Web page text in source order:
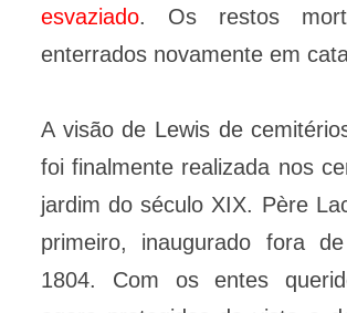
esvaziado. Os restos
enterrados novamente em
A visão de Lewis de
foi finalmente realizada nos
jardim do século XIX. Père
primeiro, inaugurado fora
1804. Com os entes